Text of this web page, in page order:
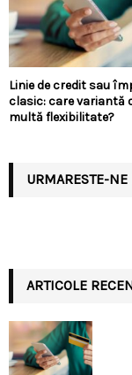
Linie de credit sau
clasic: care variantă
multă flexibilitate?
URMARESTE-NE
ARTICOLE